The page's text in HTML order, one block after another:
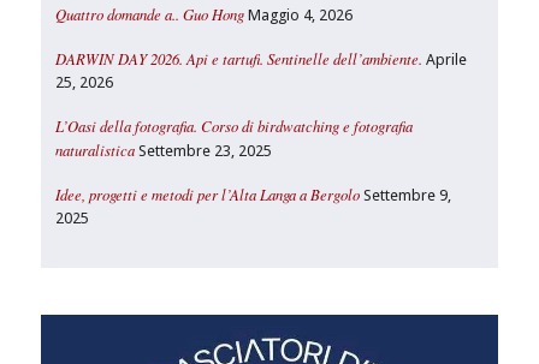
Quattro domande a.. Guo Hong Maggio 4, 2026
DARWIN DAY 2026. Api e tartufi. Sentinelle dell’ambiente. Aprile
25, 2026
L’Oasi della fotografia. Corso di birdwatching e fotografia
naturalistica Settembre 23, 2025
Idee, progetti e metodi per l’Alta Langa a Bergolo Settembre 9,
2025